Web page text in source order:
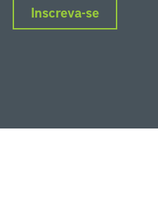
Inscreva-se